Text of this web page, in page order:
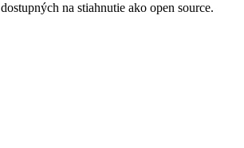
na stiahnutie ako open source.